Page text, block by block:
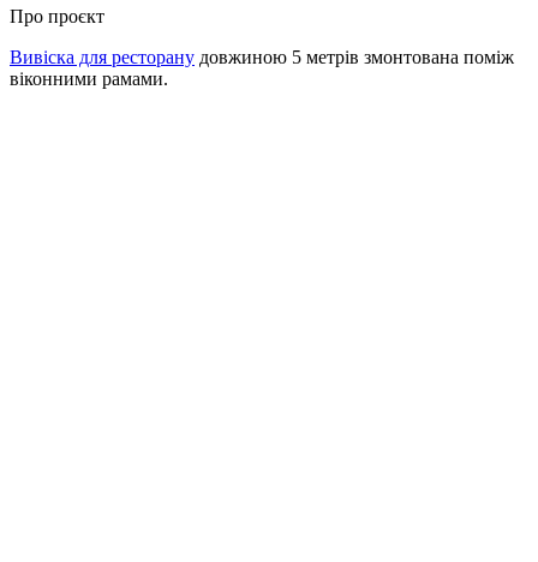
Про проєкт
Вивіска для ресторану довжиною 5 метрів змонтована поміж
віконними рамами.